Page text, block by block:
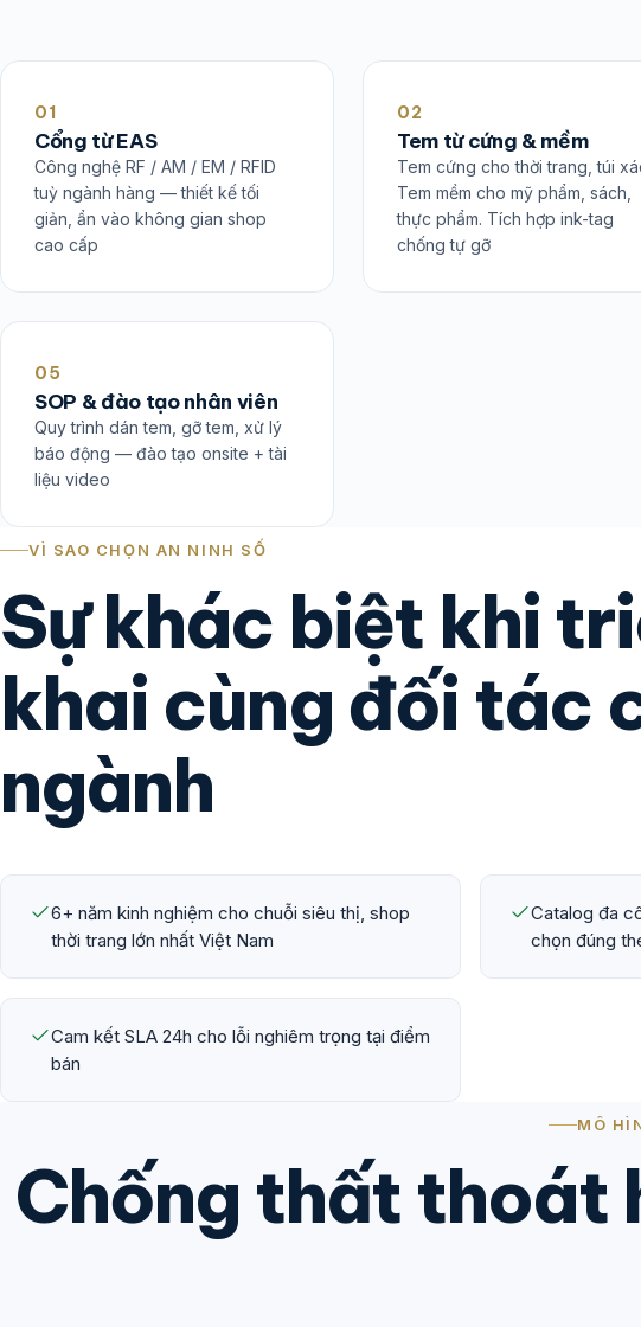
01
Cổng từ EAS
Công nghệ RF / AM / EM / RFID
tuỳ ngành hàng — thiết kế tối
giản, ẩn vào không gian shop
cao cấp
02
Tem từ cứng & mềm
Tem cứng cho thời trang, túi
Tem mềm cho mỹ phẩm, sách,
thực phẩm. Tích hợp ink-tag
chống tự gỡ
05
SOP & đào tạo nhân viên
Quy trình dán tem, gỡ tem, xử lý
báo động — đào tạo onsite + tài
liệu video
VÌ SAO CHỌN AN NINH SỐ
Sự khác biệt khi
khai cùng đối tác
ngành
6+ năm kinh nghiệm cho chuỗi siêu thị, shop
thời trang lớn nhất Việt Nam
Catalog đa
chọn đúng
Cam kết SLA 24h cho lỗi nghiêm trọng tại điểm
bán
MÔ
Chống thất thoát